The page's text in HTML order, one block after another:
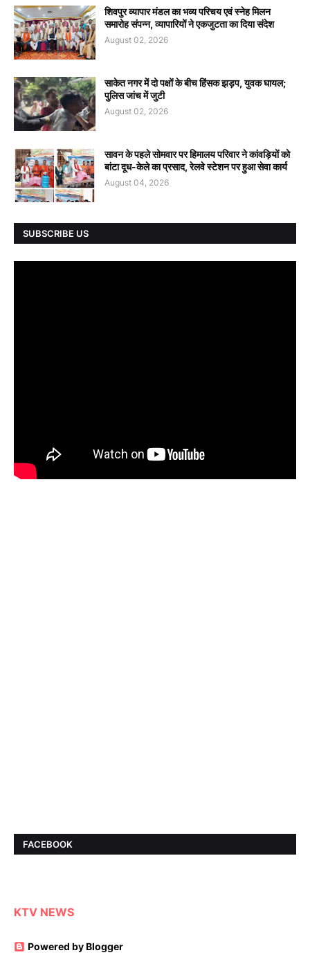
शिवपुर व्यापार मंडल का भव्य परिचय एवं स्नेह मिलन
समारोह संपन्न, व्यापारियों ने एकजुटता का दिया संदेश
August 02, 2026
साकेत नगर में दो पक्षों के बीच हिंसक झड़प, युवक घायल;
पुलिस जांच में जुटी
August 02, 2026
सावन के पहले सोमवार पर हिमालय परिवार ने कांवड़ियों को
बांटा दूध-केले का प्रसाद, रेलवे स्टेशन पर हुआ सेवा कार्य
August 04, 2026
SUBSCRIBE US
FACEBOOK
KTV NEWS
Powered by Blogger